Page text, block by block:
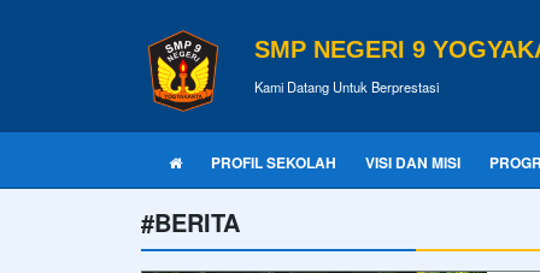
SMP NEGERI 9
Kami Datang Untuk Berprestasi
PROFIL SEKOLAH VISI DAN MISI
#BERITA